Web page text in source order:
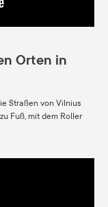
Orten in
Straßen von Vilnius
Fuß, mit dem Roller